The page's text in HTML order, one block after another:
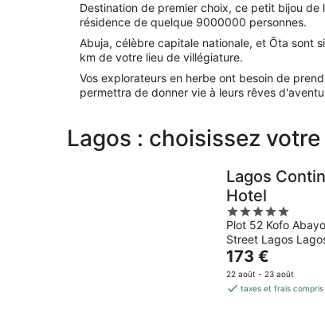
Destination de premier choix, ce petit bijou
résidence de quelque 9000000 personnes.
Abuja, célèbre capitale nationale, et Ōta sont
km de votre lieu de villégiature.
Vos explorateurs en herbe ont besoin de
permettra de donner vie à leurs rêves
Lagos : choisissez
Lagos
Hotel
5
out
of
5
Plot 52 Kofo
Street Lagos
Le
prix
est
173 €
22 août - 23 août
taxes et frais compris